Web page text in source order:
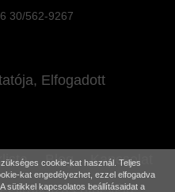
cookie-kat használ. Teljes
kat engedélyezhet, ezzel elfogadva
sütikkel kapcsolatos beállításaidat a
30/562-9267
Blog
Kapcsolat